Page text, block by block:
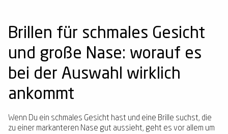
Brillen für schmales Gesicht
und große Nase: worauf es
bei der Auswahl wirklich
ankommt
Wenn Du ein schmales Gesicht hast und eine Brille suchst, die
zu einer markanteren Nase gut aussieht, geht es vor allem um